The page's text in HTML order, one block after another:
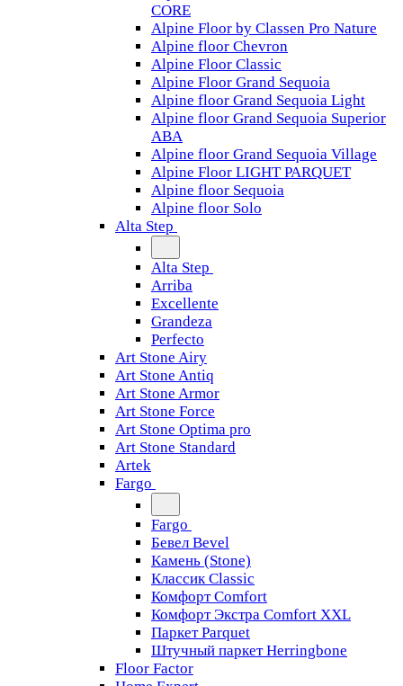
CORE
Alpine Floor by Classen Pro Nature
Alpine floor Chevron
Alpine Floor Classic
Alpine Floor Grand Sequoia
Alpine floor Grand Sequoia Light
Alpine floor Grand Sequoia Superior
ABA
Alpine floor Grand Sequoia Village
Alpine Floor LIGHT PARQUET
Alpine floor Sequoia
Alpine floor Solo
Alta Step
Alta Step
Arriba
Excellente
Grandeza
Perfecto
Art Stone Airy
Art Stone Antiq
Art Stone Armor
Art Stone Force
Art Stone Optima pro
Art Stone Standard
Artek
Fargo
Fargo
Бевел Bevel
Камень (Stone)
Классик Classic
Комфорт Comfort
Комфорт Экстра Comfort XXL
Паркет Parquet
Штучный паркет Herringbone
Floor Factor